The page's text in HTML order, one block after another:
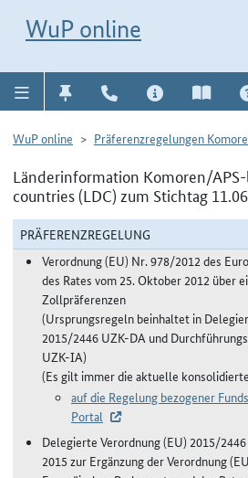
WuP online
WuP online Präferenzregelungen
Länderinformation Komoren/
countries (LDC) zum Stichtag
PRÄFERENZREGELUNG
Verordnung (EU) Nr. 978/2012 des
des Rates vom 25. Oktober 2012 über
Zollpräferenzen
(Ursprungsregeln beinhaltet in
2015/2446 UZK-DA und
UZK-IA)
(Es gilt immer die aktuelle
auf die Regelung bezogener
Portal
Delegierte Verordnung (EU) 2015/
2015 zur Ergänzung der Verordnung